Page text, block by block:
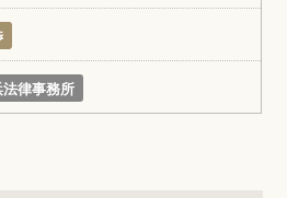
律事務所